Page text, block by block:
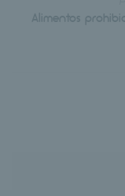
Alimentos